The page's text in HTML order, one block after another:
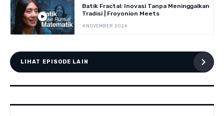
Batik Fractal: Inovasi Tanpa Meninggalkan
Tradisi | Froyonion Meets
4 NOVEMBER 2024
LIHAT EPISODE LAIN